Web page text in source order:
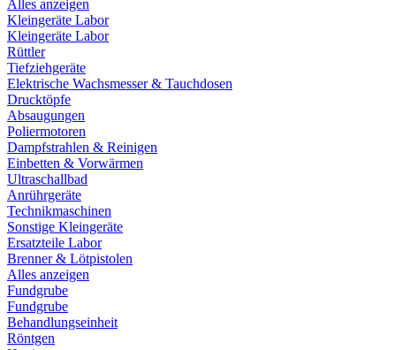
Alles anzeigen
Kleingeräte Labor
Kleingeräte Labor
Rüttler
Tiefziehgeräte
Elektrische Wachsmesser & Tauchdosen
Drucktöpfe
Absaugungen
Poliermotoren
Dampfstrahlen & Reinigen
Einbetten & Vorwärmen
Ultraschallbad
Anrührgeräte
Technikmaschinen
Sonstige Kleingeräte
Ersatzteile Labor
Brenner & Lötpistolen
Alles anzeigen
Fundgrube
Fundgrube
Behandlungseinheit
Röntgen